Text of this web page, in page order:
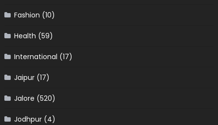
Fashion (10)
Health (59)
International (17)
Jaipur(17)
Jalore (520)
Jodhpur(4)